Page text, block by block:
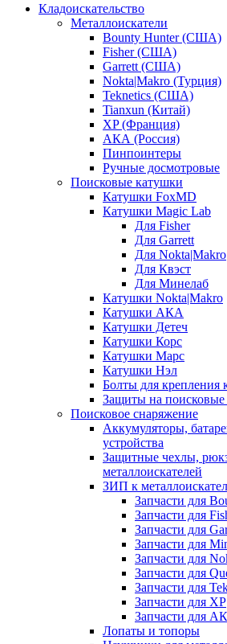
Кладоискательство
Металлоискатели
Bounty Hunter (США)
Fisher (США)
Garrett (США)
Nokta|Makro (Турция)
Teknetics (США)
Tianxun (Китай)
XP (Франция)
АКА (Россия)
Пинпоинтеры
Ручные досмотровые
Поисковые катушки
Катушки FoxMD
Катушки Magic Lab
Для Fisher
Для Garrett
Для Nokta|Makro
Для Квэст
Для Минелаб
Катушки Nokta|Makro
Катушки АКА
Катушки Детеч
Катушки Корс
Катушки Марс
Катушки Нэл
Болты для крепления
Защиты на
Поисковое снаряжение
Аккумуляторы,
устройства
Защитные чехлы,
металлоискателей
ЗИП к
Запчасти для
Запчасти для
Запчасти для
Запчасти для
Запчасти для
Запчасти для
Запчасти для
Запчасти для XP
Запчасти для
Лопаты и топоры